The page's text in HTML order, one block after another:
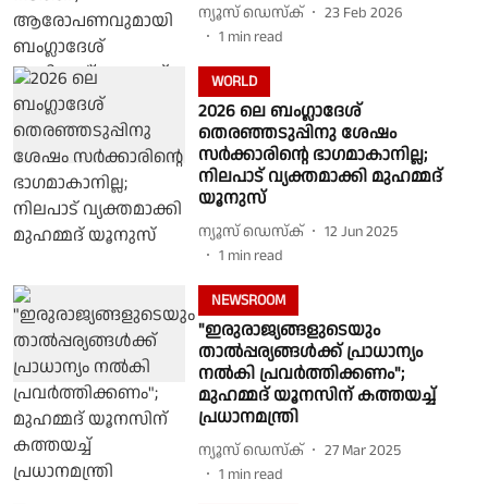
ന്യൂസ് ഡെസ്ക്
23 Feb 2026
1 min read
WORLD
2026 ലെ ബംഗ്ലാദേശ്
തെരഞ്ഞടുപ്പിനു ശേഷം
സര്‍ക്കാരിന്റെ ഭാഗമാകാനില്ല;
നിലപാട് വ്യക്തമാക്കി മുഹമ്മദ്
യൂനുസ്
ന്യൂസ് ഡെസ്ക്
12 Jun 2025
1 min read
NEWSROOM
"ഇരുരാജ്യങ്ങളുടെയും
താൽപ്പര്യങ്ങൾക്ക് പ്രാധാന്യം
നൽകി പ്രവർത്തിക്കണം";
മുഹമ്മദ് യൂനസിന് കത്തയച്ച്
പ്രധാനമന്ത്രി
ന്യൂസ് ഡെസ്ക്
27 Mar 2025
1 min read